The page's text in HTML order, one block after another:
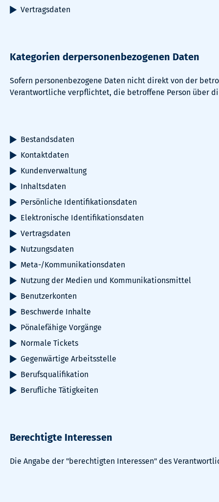
Vertragsdaten
Kategorien derpersonenbezogenen Daten
Sofern personenbezogene Daten nicht direkt von der
Verantwortliche verpflichtet, die betroffene Person über
Bestandsdaten
Kontaktdaten
Kundenverwaltung
Inhaltsdaten
Persönliche Identifikationsdaten
Elektronische Identifikationsdaten
Vertragsdaten
Nutzungsdaten
Meta-/Kommunikationsdaten
Nutzung der Medien und Kommunikationsmittel
Benutzerkonten
Beschwerde Inhalte
Pönalefähige Vorgänge
Normale Tickets
Gegenwärtige Arbeitsstelle
Berufsqualifikation
Berufliche Tätigkeiten
Berechtigte Interessen
Die Angabe der "berechtigten Interessen" des